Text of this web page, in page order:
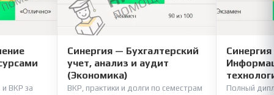
и ВКР за
Синергия — Бухгалтерский
учет, анализ и аудит
(Экономика)
ВКР, практики и долги по семестрам
Полный